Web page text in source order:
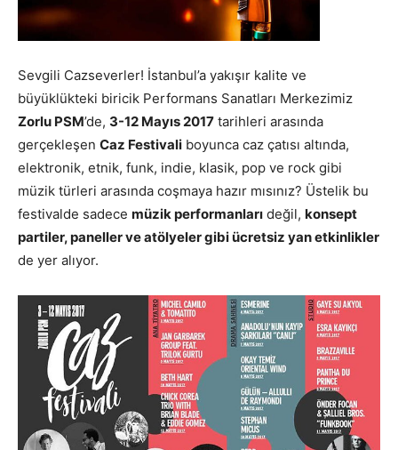
Sevgili Cazseverler! İstanbul’a yakışır kalite ve
büyüklükteki biricik Performans Sanatları Merkezimiz
Zorlu PSM’de, 3-12 Mayıs 2017 tarihleri arasında
gerçekleşen Caz Festivali boyunca caz çatısı altında,
elektronik, etnik, funk, indie, klasik, pop ve rock gibi
müzik türleri arasında coşmaya hazır mısınız? Üstelik bu
festivalde sadece müzik performanları değil, konsept
partiler, paneller ve atölyeler gibi ücretsiz yan etkinlikler
de yer alıyor.